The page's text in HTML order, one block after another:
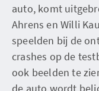
auto, komt
Ahrens en Willi
speelden bij de
crashes op de
ook beelden te